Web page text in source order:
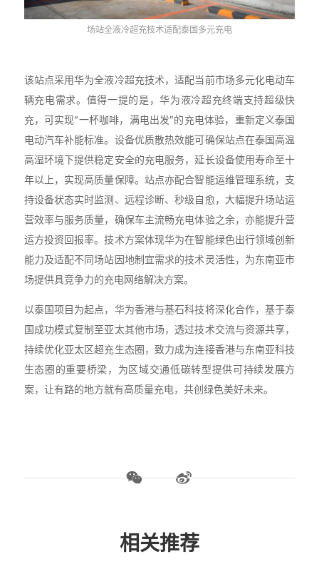
场站全液冷超充技术适配泰国多元充电
该站点采用华为全液冷超充技术，适配当前市场多元化电动车
辆充电需求。值得一提的是，华为液冷超充终端支持超级快
充，可实现“一杯咖啡，满电出发”的充电体验，重新定义泰国
电动汽车补能标准。设备优质散热效能可确保站点在泰国高温
高湿环境下提供稳定安全的充电服务，延长设备使用寿命至十
年以上，实现高质量保障。站点亦配合智能运维管理系统，支
持设备状态实时监测、远程诊断、秒级自愈，大幅提升场站运
营效率与服务质量，确保车主流畅充电体验之余，亦能提升营
运方投资回报率。技术方案体现华为在智能绿色出行领域创新
能力及适配不同场站因地制宜需求的技术灵活性，为东南亚市
场提供具竞争力的充电网络解决方案。
以泰国项目为起点，华为香港与基石科技将深化合作，基于泰
国成功模式复制至亚太其他市场，透过技术交流与资源共享，
持续优化亚太区超充生态圈，致力成为连接香港与东南亚科技
生态圈的重要桥梁，为区域交通低碳转型提供可持续发展方
案，让有路的地方就有高质量充电，共创绿色美好未来。
相关推荐